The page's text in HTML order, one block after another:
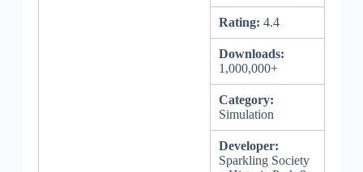
Rating: 4.4
Downloads:
1,000,000+
Category:
Simulation
Developer:
Sparkling Society